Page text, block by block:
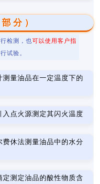
分）
检测，也可以使用客户指
试验。
量油品在一定温度下的
点火源测定其闪火温度
休法测量油品中的水分
测定油品的酸性物质含